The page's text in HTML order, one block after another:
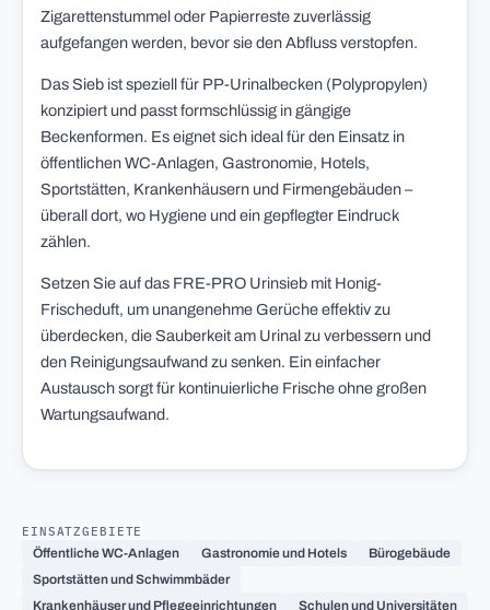
Zigarettenstummel oder Papierreste zuverlässig
aufgefangen werden, bevor sie den Abfluss verstopfen.
Das Sieb ist speziell für PP-Urinalbecken (Polypropylen)
konzipiert und passt formschlüssig in gängige
Beckenformen. Es eignet sich ideal für den Einsatz in
öffentlichen WC-Anlagen, Gastronomie, Hotels,
Sportstätten, Krankenhäusern und Firmengebäuden –
überall dort, wo Hygiene und ein gepflegter Eindruck
zählen.
Setzen Sie auf das FRE-PRO Urinsieb mit Honig-
Frischeduft, um unangenehme Gerüche effektiv zu
überdecken, die Sauberkeit am Urinal zu verbessern und
den Reinigungsaufwand zu senken. Ein einfacher
Austausch sorgt für kontinuierliche Frische ohne großen
Wartungsaufwand.
EINSATZGEBIETE
Öffentliche WC-Anlagen
Gastronomie und Hotels
Bürogebäude
Sportstätten und Schwimmbäder
Krankenhäuser und Pflegeeinrichtungen
Schulen und Universitäten